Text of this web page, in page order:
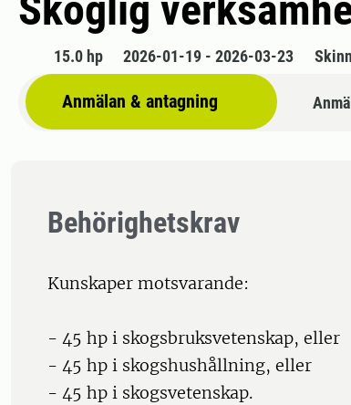
15.0 hp 2026-01-19 - 2026-03-23
Anmälan & antagning
Behörighetskrav
Kunskaper motsvarande:
- 45 hp i skogsbruksvetenskap, eller
- 45 hp i skogshushållning, eller
- 45 hp i skogsvetenskap.